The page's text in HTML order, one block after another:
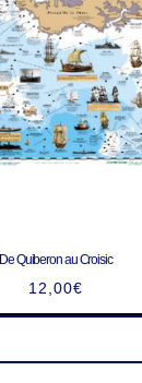
De Quiberon au Croisic
12,00€